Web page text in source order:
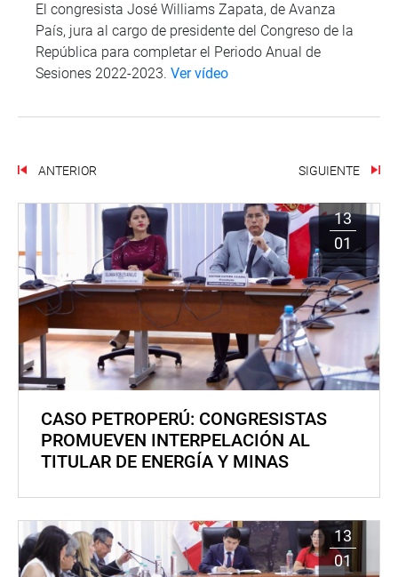
El congresista José Williams Zapata, de Avanza
País, jura al cargo de presidente del Congreso de la
República para completar el Periodo Anual de
Sesiones 2022-2023. Ver vídeo
ANTERIOR SIGUIENTE
13
01
CASO PETROPERÚ: CONGRESISTAS
PROMUEVEN INTERPELACIÓN AL
TITULAR DE ENERGÍA Y MINAS
13
01